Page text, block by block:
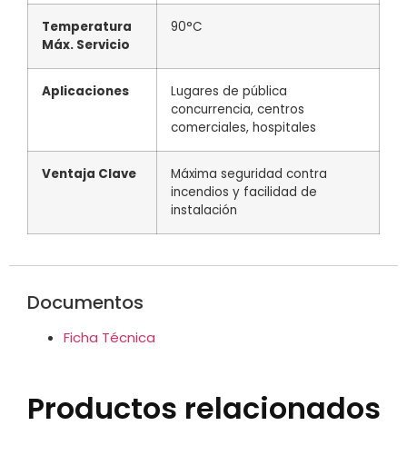
Temperatura
Máx. Servicio
90°C
Aplicaciones
Lugares de pública
concurrencia, centros
comerciales, hospitales
Ventaja Clave
Máxima seguridad contra
incendios y facilidad de
instalación
Documentos
Ficha Técnica
Productos relacionados